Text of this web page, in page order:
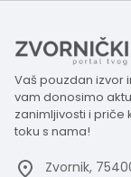
Vaš pouzdan izvor
vam donosimo
zanimljivosti i priče
toku s nama!
Zvornik,